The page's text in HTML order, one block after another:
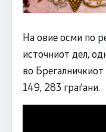
На овие осми по
источниот дел,
во Брегалничкиот
149, 283 граѓани.